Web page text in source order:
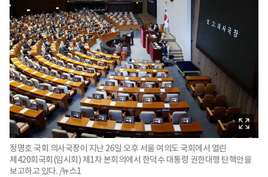
정명호 국회 의사국장이 지난 26일 오후 서울 여의도 국회에서 열린
제420회국회(임시회) 제1차 본회의에서 한덕수 대통령 권한대행 탄핵안을
보고하고 있다. /뉴스1